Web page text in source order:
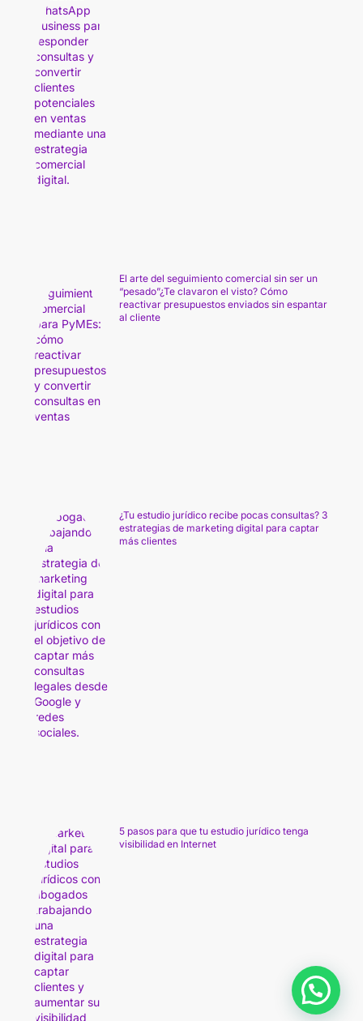
El arte del seguimiento comercial sin ser un
“pesado”¿Te clavaron el visto? Cómo
reactivar presupuestos enviados sin espantar
al cliente
¿Tu estudio jurídico recibe pocas consultas? 3
estrategias de marketing digital para captar
más clientes
5 pasos para que tu estudio jurídico tenga
visibilidad en Internet